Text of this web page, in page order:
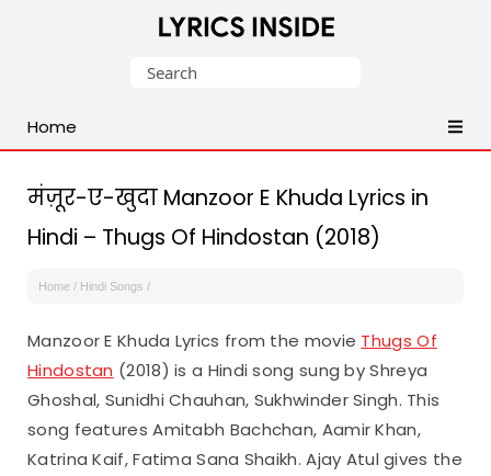
Malayalam,
English,
Songs
Lyrics
Search
Home
मंज़ूर-ए-खुदा Manzoor E Khuda Lyrics in
Hindi – Thugs Of Hindostan (2018)
Home / Hindi Songs /
Manzoor E Khuda Lyrics from the movie Thugs Of
Hindostan (2018) is a Hindi song sung by Shreya
Ghoshal, Sunidhi Chauhan, Sukhwinder Singh. This
song features Amitabh Bachchan, Aamir Khan,
Katrina Kaif, Fatima Sana Shaikh. Ajay Atul gives the